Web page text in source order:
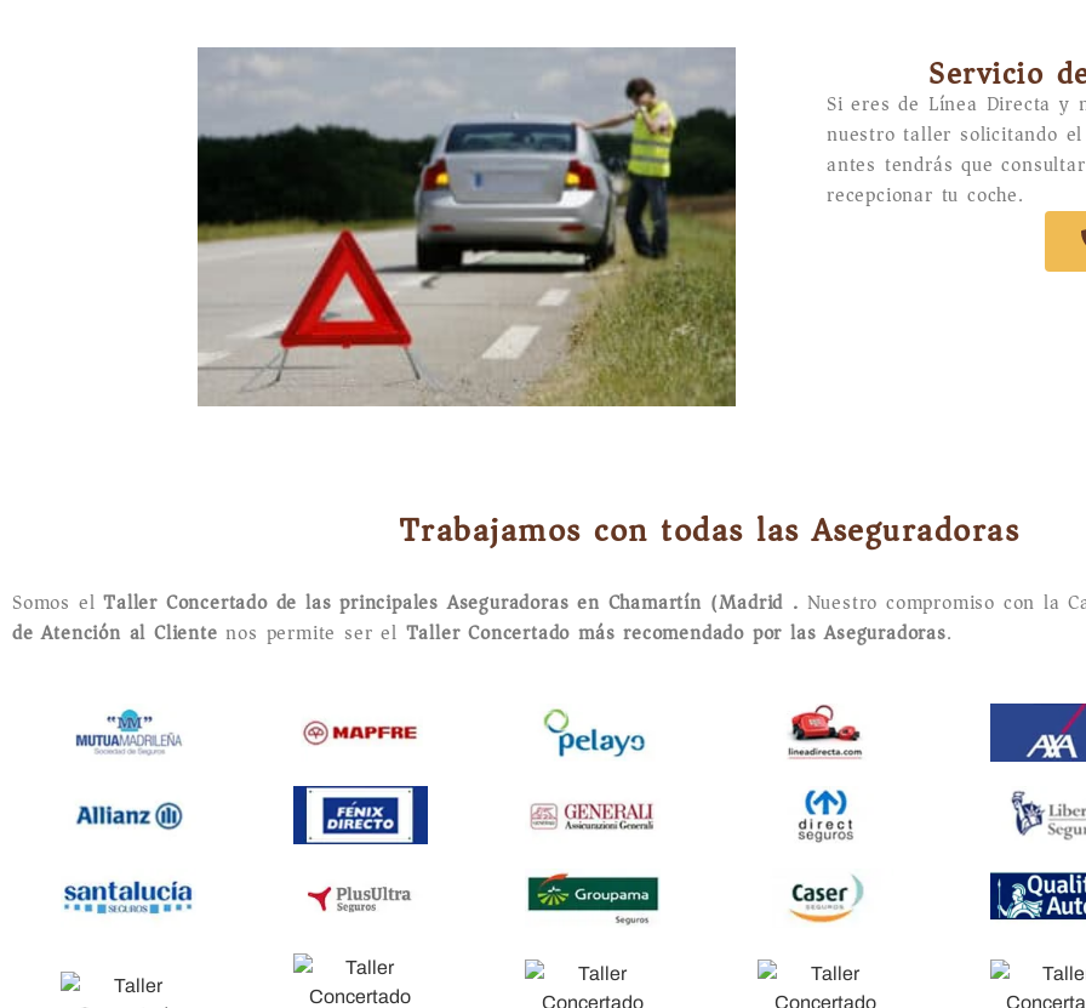
Servicio
Si eres de Línea Directa y
nuestro taller solicitando
antes tendrás que
recepcionar tu coche.
Trabajamos con todas las Aseguradoras
Somos elTaller Concertado de las principales Aseguradoras en Chamartín (Madrid). Nuestro compromiso con la
de Atención al Cliente nos permite ser el Taller Concertado más recomendado por las Aseguradoras.